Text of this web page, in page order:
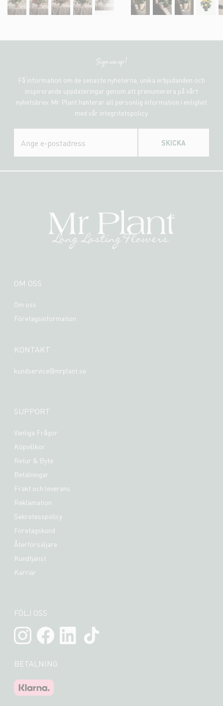
Sign me up!
Få information om de senaste nyheterna, unika erbjudanden och
inspirerande uppdateringar genom att prenumerera på vårt
nyhetsbrev. Mr Plant hanterar all personlig information i enlighet
med vår integritetspolicy.
SKICKA
OM OSS
Om oss
Företagsinformation
KONTAKT
kundservice@mrplant.se
SUPPORT
Vanliga Frågor
Köpvillkor
Retur & Byte
Betalningar
Frakt och leverans
Reklamation
Sekretesspolicy
Företagskund
Återförsäljare
Kundtjänst
Karriär
FÖLJ OSS
BETALNING